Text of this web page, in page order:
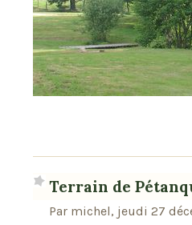
Terrain de
Par michel, jeudi 27